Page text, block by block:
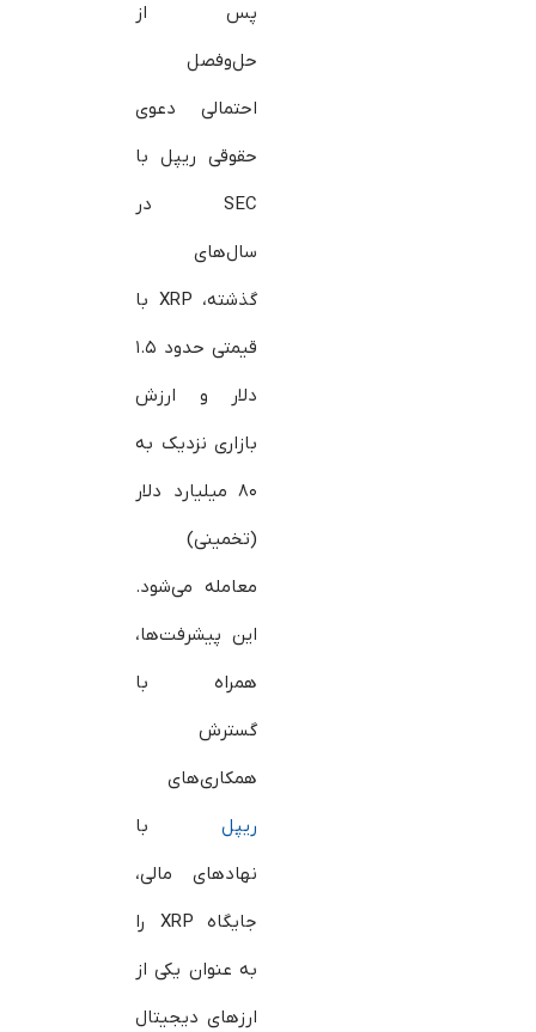
پس از
حل‌وفصل
احتمالی دعوی
حقوقی ریپل با
SEC در
سال‌های
گذشته، XRP با
قیمتی حدود ۱.۵
دلار و ارزش
بازاری نزدیک به
۸۰ میلیارد دلار
(تخمینی)
معامله می‌شود.
این پیشرفت‌ها،
همراه با
گسترش
همکاری‌های
ریپلبا
نهادهای مالی،
جایگاه XRP را
به عنوان یکی از
ارزهای دیجیتال